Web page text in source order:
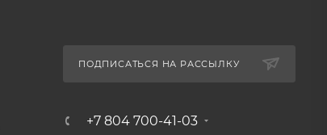
ПОДПИСАТЬСЯ НА РАССЫЛКУ
+7 804 700-41-03